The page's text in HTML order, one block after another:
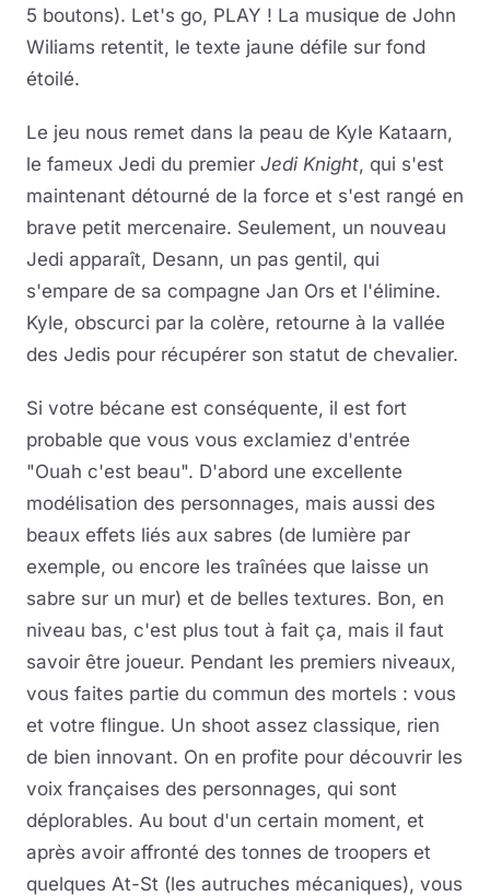
5 boutons). Let's go, PLAY ! La musique de John
Wiliams retentit, le texte jaune défile sur fond
étoilé.
Le jeu nous remet dans la peau de Kyle Kataarn,
le fameux Jedi du premier Jedi Knight, qui s'est
maintenant détourné de la force et s'est rangé en
brave petit mercenaire. Seulement, un nouveau
Jedi apparaît, Desann, un pas gentil, qui
s'empare de sa compagne Jan Ors et l'élimine.
Kyle, obscurci par la colère, retourne à la vallée
des Jedis pour récupérer son statut de chevalier.
Si votre bécane est conséquente, il est fort
probable que vous vous exclamiez d'entrée
"Ouah c'est beau". D'abord une excellente
modélisation des personnages, mais aussi des
beaux effets liés aux sabres (de lumière par
exemple, ou encore les traînées que laisse un
sabre sur un mur) et de belles textures. Bon, en
niveau bas, c'est plus tout à fait ça, mais il faut
savoir être joueur. Pendant les premiers niveaux,
vous faites partie du commun des mortels : vous
et votre flingue. Un shoot assez classique, rien
de bien innovant. On en profite pour découvrir les
voix françaises des personnages, qui sont
déplorables. Au bout d'un certain moment, et
après avoir affronté des tonnes de troopers et
quelques At-St (les autruches mécaniques), vous